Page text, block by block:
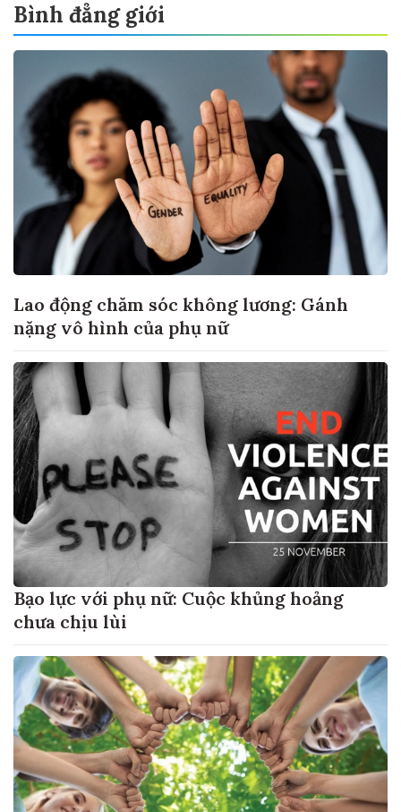
Bình đẳng giới
Lao động chăm sóc không lương: Gánh
nặng vô hình của phụ nữ
Bạo lực với phụ nữ: Cuộc khủng hoảng
chưa chịu lùi